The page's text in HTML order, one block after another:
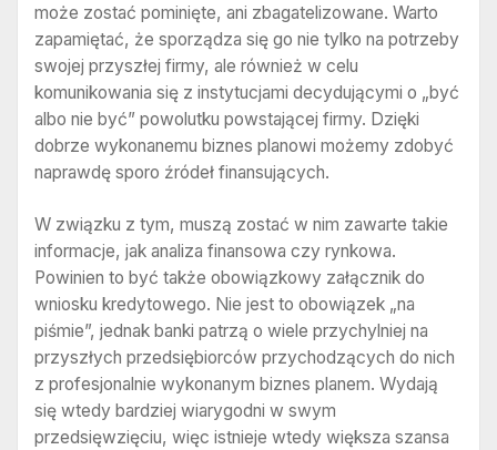
może zostać pominięte, ani zbagatelizowane. Warto
zapamiętać, że sporządza się go nie tylko na potrzeby
swojej przyszłej firmy, ale również w celu
komunikowania się z instytucjami decydującymi o „być
albo nie być” powolutku powstającej firmy. Dzięki
dobrze wykonanemu biznes planowi możemy zdobyć
naprawdę sporo źródeł finansujących.
W związku z tym, muszą zostać w nim zawarte takie
informacje, jak analiza finansowa czy rynkowa.
Powinien to być także obowiązkowy załącznik do
wniosku kredytowego. Nie jest to obowiązek „na
piśmie”, jednak banki patrzą o wiele przychylniej na
przyszłych przedsiębiorców przychodzących do nich
z profesjonalnie wykonanym biznes planem. Wydają
się wtedy bardziej wiarygodni w swym
przedsięwzięciu, więc istnieje wtedy większa szansa